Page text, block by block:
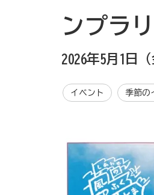
ンプラ
2026年5月1日
イベント 季節の